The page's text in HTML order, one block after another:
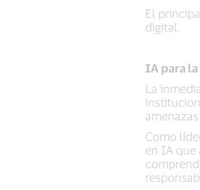
El
digital.
IA para
La
Como
en IA que